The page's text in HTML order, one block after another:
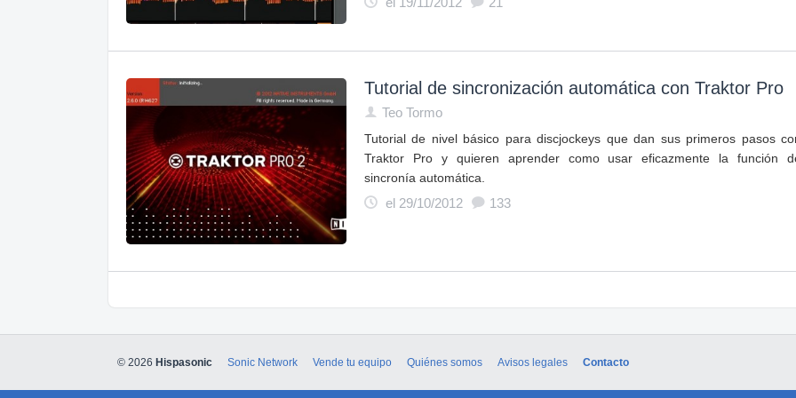
Tutorial de sincronización automática con Traktor Pro
Teo Tormo
Tutorial de nivel básico para discjockeys que dan sus primeros pasos
Traktor Pro y quieren aprender como usar eficazmente la función
sincronía automática.
el 29/10/2012
133
© 2026 Hispasonic Sonic Network Vende tu equipo Quiénes somos Avisos legales Contacto